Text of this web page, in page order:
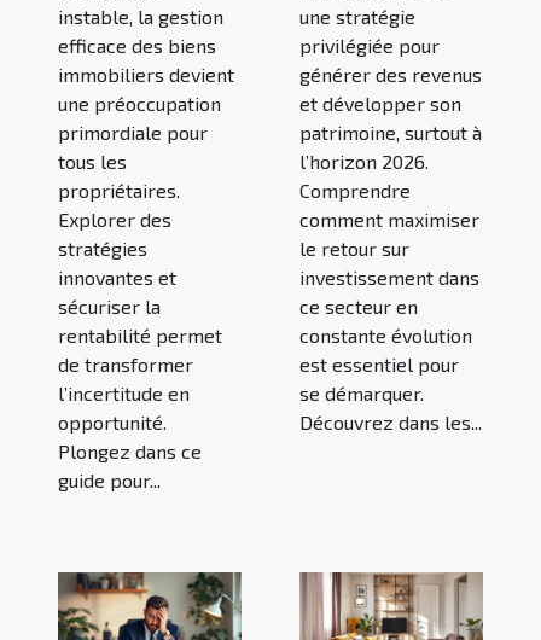
instable, la gestion
efficace des biens
immobiliers devient
une préoccupation
primordiale pour
tous les
propriétaires.
Explorer des
stratégies
innovantes et
sécuriser la
rentabilité permet
de transformer
l’incertitude en
opportunité.
Plongez dans ce
guide pour...
une stratégie
privilégiée pour
générer des revenus
et développer son
patrimoine, surtout à
l’horizon 2026.
Comprendre
comment maximiser
le retour sur
investissement dans
ce secteur en
constante évolution
est essentiel pour
se démarquer.
Découvrez dans les...